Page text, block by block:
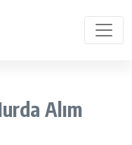
Alım